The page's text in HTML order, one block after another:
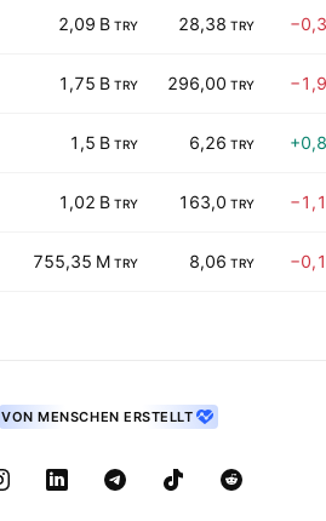
2,09 B TRY 28,38 TRY
1,75 B TRY 296,00 TRY
1,5 B TRY 6,26 TRY
1,02 B TRY 163,0 TRY
755,35 M TRY 8,06 TRY
VON MENSCHEN ERSTELLT